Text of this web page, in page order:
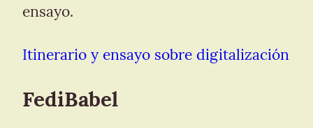
ensayo.
Itinerario y ensayo sobre digitalización
FediBabel